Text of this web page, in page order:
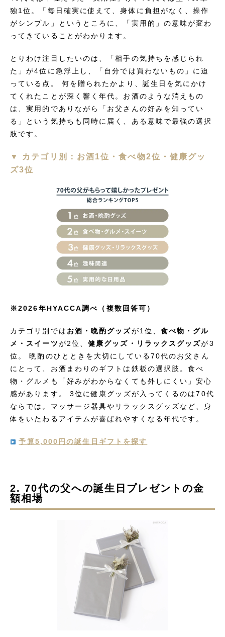
独1位。「毎日確実に使えて、身体に負担がなく、操作
がシンプル」というところに、「実用的」の意味が変わ
ってきていることがわかります。
とりわけ注目したいのは、「相手の気持ちを感じられ
た」が4位に急浮上し、「自分では買わないもの」に迫
っている点。 何を贈られたかより、誕生日を気にかけ
てくれたことが深く響く年代。お酒のような消えもの
は、実用的でありながら「お父さんの好みを知ってい
る」という気持ちも同時に届く、ある意味で最強の選択
肢です。
▼ カテゴリ別：お酒1位・食べ物2位・健康グッ
ズ3位
※2026年HYACCA調べ（複数回答可）
カテゴリ別では お酒・晩酌グッズが1位、 食べ物・グル
メ・スイーツが2位、健康グッズ・リラックスグッズが3
位。 晩酌のひとときを大切にしている70代のお父さん
にとって、お酒まわりのギフトは鉄板の選択肢。食べ
物・グルメも「好みがわからなくても外しにくい」安心
感があります。 3位に健康グッズが入ってくるのは70代
ならでは。マッサージ器具やリラックスグッズなど、身
体をいたわるアイテムが喜ばれやすくなる年代です。
予算5,000円の誕生日ギフトを探す
2. 70代の父への誕生日プレゼントの金
額相場